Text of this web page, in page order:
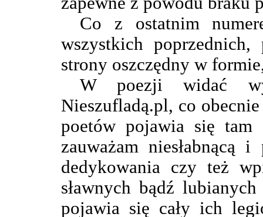
Co z ostatnim
wszystkich
strony oszczędny w
W poezji widać
Nieszufladą.pl, co
poetów pojawia się tam
zauważam niesłabnącą
dedykowania czy też
sławnych bądź
pojawia się cały ich